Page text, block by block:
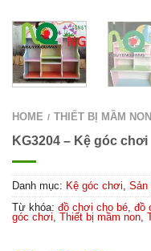
HOME / THIẾT BỊ MẦM NON
KG3204 – Kệ góc chơi
Danh mục: Kệ góc chơi, Sản
Từ khóa: đồ chơi cho bé, đồ
góc chơi, Thiết bị mầm non,